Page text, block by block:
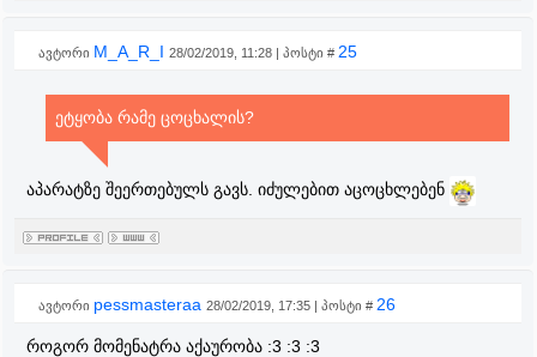
ავტორი M_A_R_I 28/02/2019, 11:28 | პოსტი # 25
ეტყობა რამე ცოცხალის?
აპარატზე შეერთებულს გავს. იძულებით აცოცხლებენ
ავტორი pessmasteraa 28/02/2019, 17:35 | პოსტი # 26
როგორ მომენატრა აქაურობა :3 :3 :3